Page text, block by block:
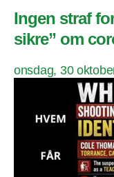
Ingen straf
sikre” om
onsdag, 30